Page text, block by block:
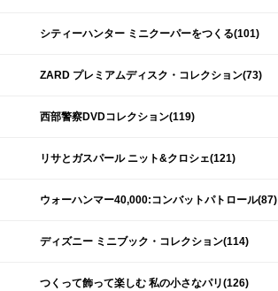
シティーハンター ミニクーパーをつくる(101)
ZARD プレミアムディスク・コレクション(73)
西部警察DVDコレクション(119)
リサとガスパール ニット&クロシェ(121)
ウォーハンマー40,000:コンバットパトロール(87)
ディズニー ミニブック・コレクション(114)
つくって飾って楽しむ 私の小さなパリ(126)